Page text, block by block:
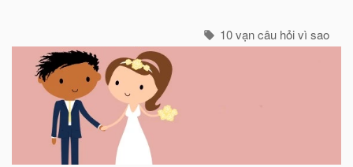
10 vạn câu hỏi vì sao